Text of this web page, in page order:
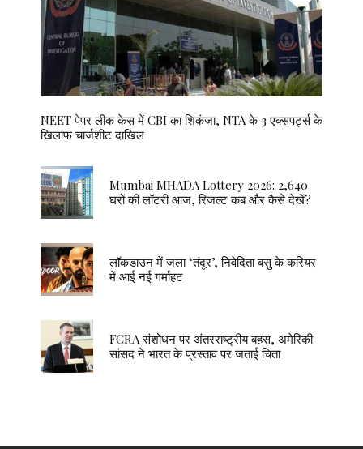
NEET पेपर लीक केस में CBI का शिकंजा, NTA के 3 एक्सपर्ट्स के
खिलाफ चार्जशीट दाखिल
Mumbai MHADA Lottery 2026: 2,640
घरों की लॉटरी आज, रिजल्ट कब और कैसे देखें?
लॉकडाउन में जला ‘तंदूर’, निवेदिता बसु के करियर
में आई नई गर्माहट
FCRA संशोधन पर अंतरराष्ट्रीय बहस, अमेरिकी
सांसद ने भारत के प्रस्ताव पर जताई चिंता